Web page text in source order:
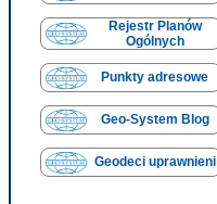
Rejestr Planów
Ogólnych
Punkty adresowe
Geo-System Blog
Geodeci uprawnieni